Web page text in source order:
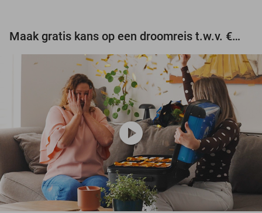
Maak gratis kans op een droomreis t.w.v. €3.000!
play_circle